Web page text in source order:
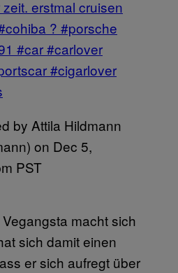
erstmal cruisen
? #porsche
#car #carlover
#cigarlover
by Attila Hildmann
on Dec 5,
PST
macht sich
sich damit einen
er sich aufregt über